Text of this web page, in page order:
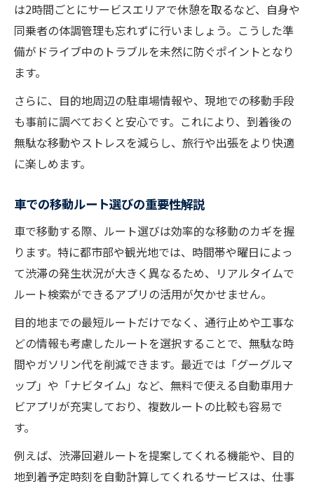
ルート検索で広がる車移動の楽しさ発見
車移動のルート検索アプリ活用ポイント
おすすめルート検索で車移動が快適になる
ルート検索機能で車移動を効率化する方法
車移動が楽しくなるスポット検索テクニッ
ク
車移動中の暇つぶしアイデアと活用法
車の移動時間を有効に使う工夫を紹介
車移動中に楽しめるエンタメ活用術
車で移動しながら学びを深める方法
快適な車移動をサポートするグッズ特集
おすすめアプリで車の移動距離や経路も管理
車移動距離を記録できるおすすめアプリ
車の移動経路管理で旅の記録も楽しく
移動履歴を活かした車の活用術を紹介
車で移動したルートを簡単に管理する方法
は2時間ごとにサービスエリアで休憩を取るなど、自身や
同乗者の体調管理も忘れずに行いましょう。こうした準
備がドライブ中のトラブルを未然に防ぐポイントとなり
ます。
さらに、目的地周辺の駐車場情報や、現地での移動手段
も事前に調べておくと安心です。これにより、到着後の
無駄な移動やストレスを減らし、旅行や出張をより快適
に楽しめます。
車での移動ルート選びの重要性解説
車で移動する際、ルート選びは効率的な移動のカギを握
ります。特に都市部や観光地では、時間帯や曜日によっ
て渋滞の発生状況が大きく異なるため、リアルタイムで
ルート検索ができるアプリの活用が欠かせません。
目的地までの最短ルートだけでなく、通行止めや工事な
どの情報も考慮したルートを選択することで、無駄な時
間やガソリン代を削減できます。最近では「グーグルマ
ップ」や「ナビタイム」など、無料で使える自動車用ナ
ビアプリが充実しており、複数ルートの比較も容易で
す。
例えば、渋滞回避ルートを提案してくれる機能や、目的
地到着予定時刻を自動計算してくれるサービスは、仕事